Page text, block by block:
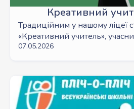
Креативний
Традиційним у нашому ліцеї
«Креативний учитель»,
запросити на такий урок,
07.05.2026